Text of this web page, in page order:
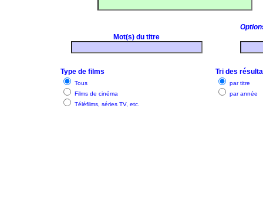
Mot(s) du titre
Type de films
Tous
Films de cinéma
Téléfilms, séries TV, etc.
Tri des
par titre
par année